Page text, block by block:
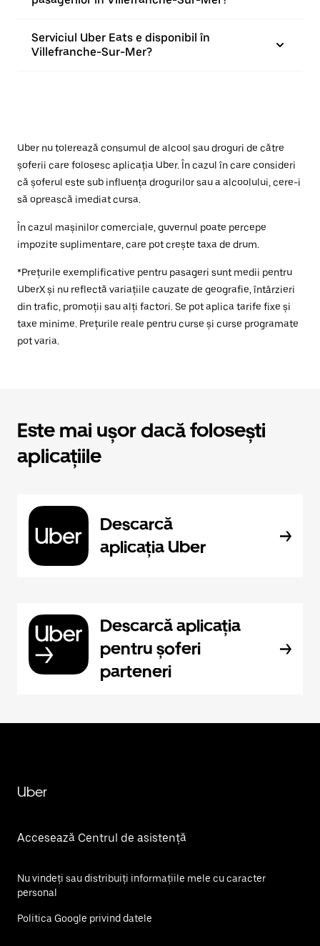
Serviciul Uber Eats e disponibil în
Villefranche-Sur-Mer?
Uber nu tolerează consumul de alcool sau droguri de către
șoferii care folosesc aplicația Uber. În cazul în care consideri
că șoferul este sub influența drogurilor sau a alcoolului, cere-i
să oprească imediat cursa.
În cazul mașinilor comerciale, guvernul poate percepe
impozite suplimentare, care pot crește taxa de drum.
*Prețurile exemplificative pentru pasageri sunt medii pentru
UberX și nu reflectă variațiile cauzate de geografie, întârzieri
din trafic, promoții sau alți factori. Se pot aplica tarife fixe și
taxe minime. Prețurile reale pentru curse și curse programate
pot varia.
Este mai ușor dacă folosești
aplicațiile
Descarcă
aplicația Uber
Descarcă aplicația
pentru șoferi
parteneri
Uber
Accesează Centrul de asistență
Nu vindeți sau distribuiți informațiile mele cu caracter
personal
Politica Google privind datele